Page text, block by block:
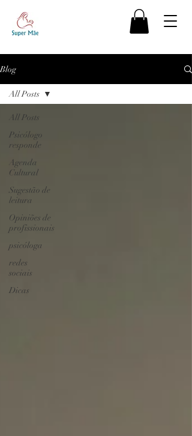
Blog
All Posts
Psicólogo
responde
Agenda
Cultural
Sugestão de
leitura
Opiniões de
profissionais
psicóloga
redes
sociais
Dicas
All Posts